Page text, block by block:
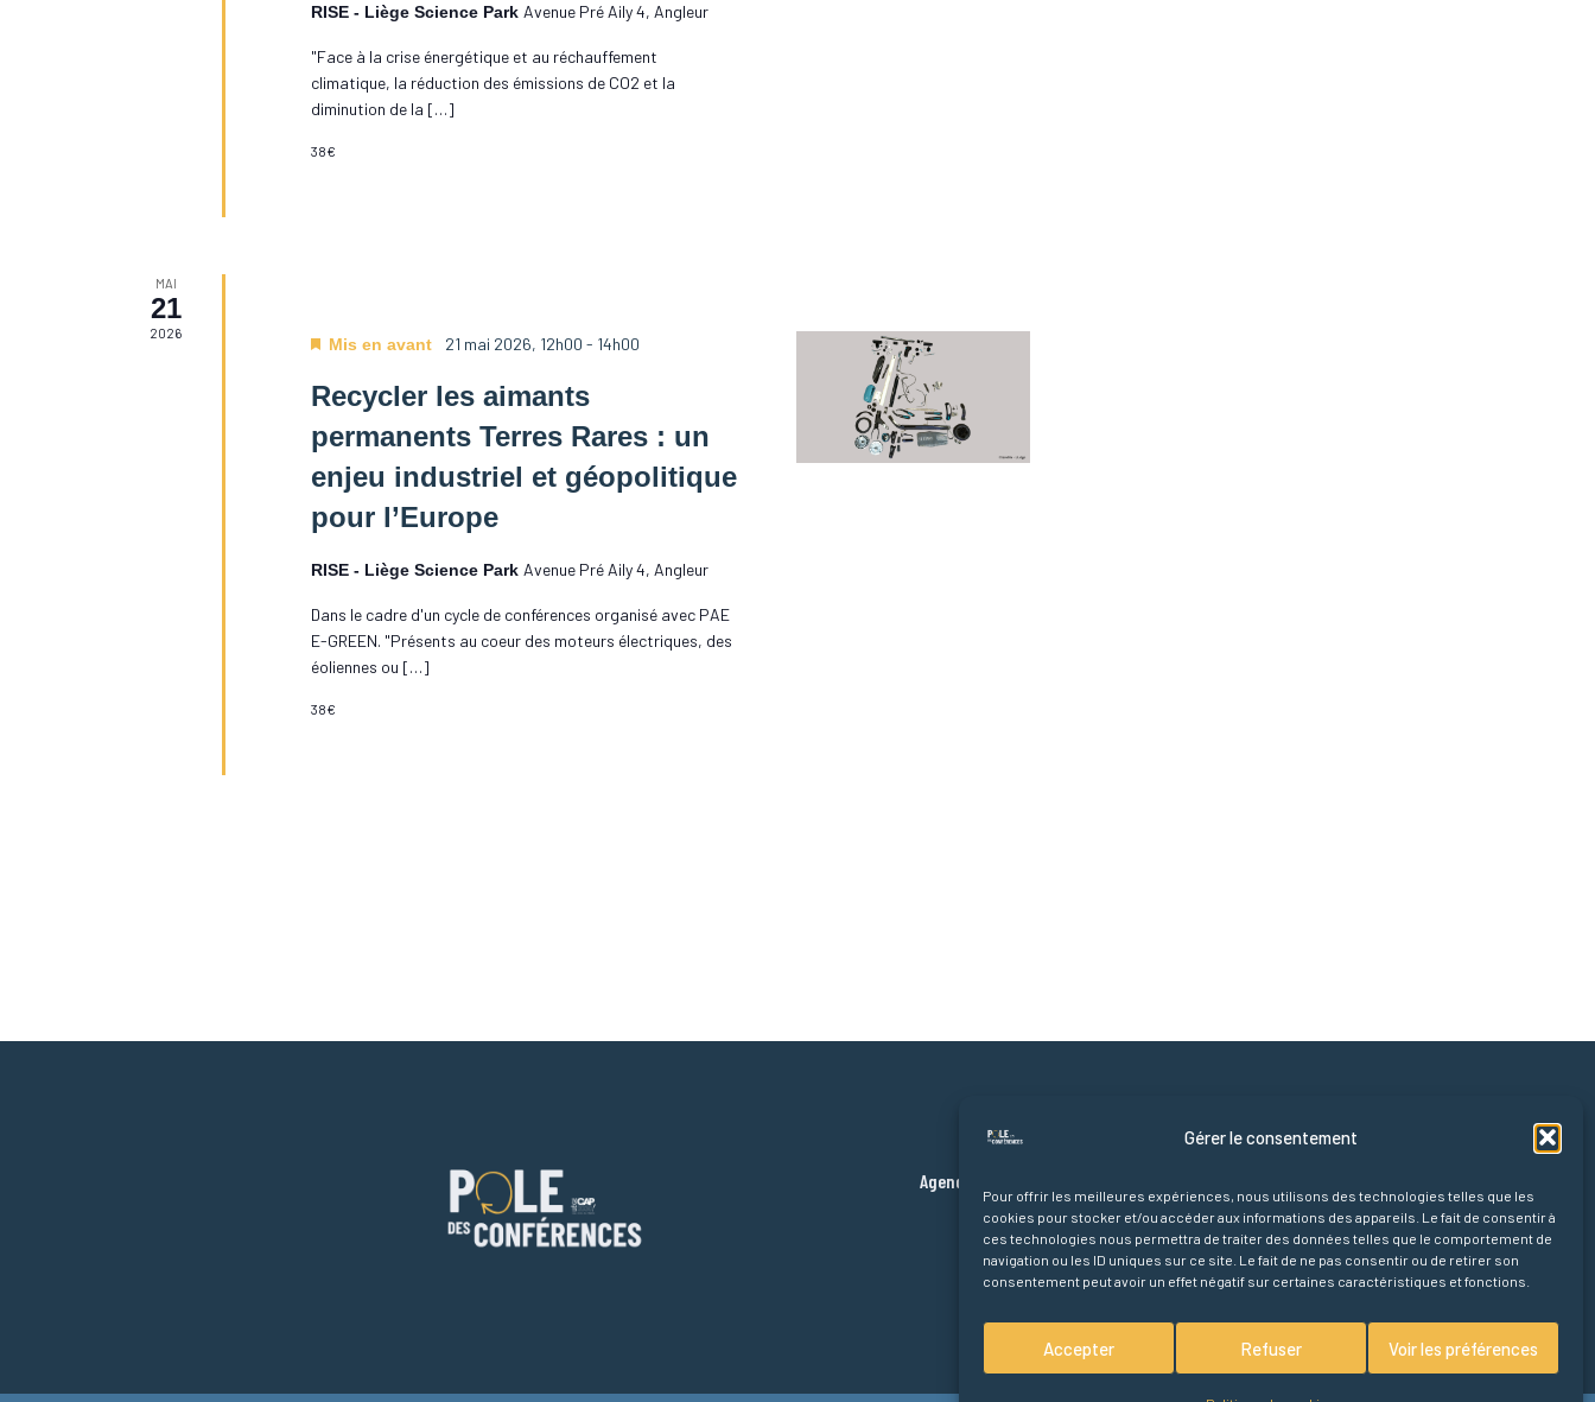
Gérer le consentement
Pour offrir les meilleures expériences, nous utilisons des technologies telles que les
cookies pour stocker et/ou accéder aux informations des appareils. Le fait de consentir à
ces technologies nous permettra de traiter des données telles que le comportement de
navigation ou les ID uniques sur ce site. Le fait de ne pas consentir ou de retirer son
consentement peut avoir un effet négatif sur certaines caractéristiques et fonctions.
Accepter Refuser Voir les préférences
RISE - Liège Science Park Avenue Pré Aily 4, Angleur
"Face à la crise énergétique et au réchauffement
climatique, la réduction des émissions de CO2 et la
diminution de la […]
38€
MAI
21
2026
Mis en avant 21 mai 2026, 12h00 - 14h00
Recycler les aimants
permanents Terres Rares : un
enjeu industriel et géopolitique
pour l’Europe
RISE - Liège Science Park Avenue Pré Aily 4, Angleur
Dans le cadre d'un cycle de conférences organisé avec PAE
E-GREEN. "Présents au coeur des moteurs électriques, des
éoliennes ou […]
38€
Agenda des conférences
Partenaires
À propos